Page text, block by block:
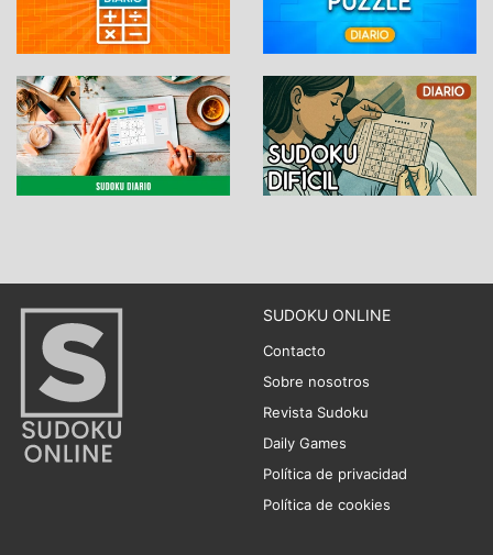
SUDOKU ONLINE
Contacto
Sobre nosotros
Revista Sudoku
Daily Games
Política de privacidad
Política de cookies